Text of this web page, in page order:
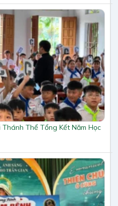
Thể Tổng Kết Năm Học